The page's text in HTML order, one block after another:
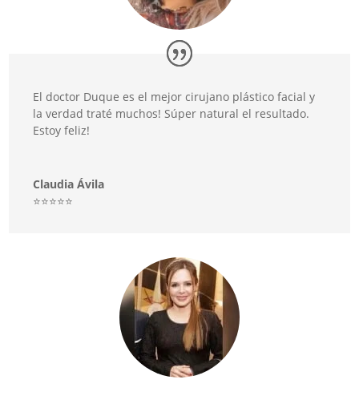
El doctor Duque es el mejor cirujano plástico facial y
la verdad traté muchos! Súper natural el resultado.
Estoy feliz!
Claudia Ávila
⭐️⭐️⭐️⭐️⭐️